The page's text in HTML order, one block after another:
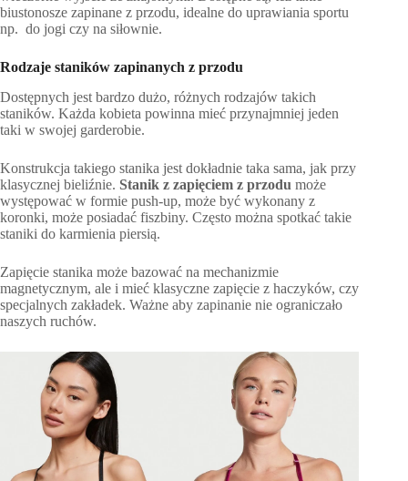
biustonosze zapinane z przodu, idealne do uprawiania sportu
np. do jogi czy na siłownie.
Rodzaje staników zapinanych z przodu
Dostępnych jest bardzo dużo, różnych rodzajów takich
staników. Każda kobieta powinna mieć przynajmniej jeden
taki w swojej garderobie.
Konstrukcja takiego stanika jest dokładnie taka sama, jak przy
klasycznej bieliźnie. Stanik z zapięciem z przodu może
występować w formie push-up, może być wykonany z
koronki, może posiadać fiszbiny. Często można spotkać takie
staniki do karmienia piersią.
Zapięcie stanika może bazować na mechanizmie
magnetycznym, ale i mieć klasyczne zapięcie z haczyków, czy
specjalnych zakładek. Ważne aby zapinanie nie ograniczało
naszych ruchów.